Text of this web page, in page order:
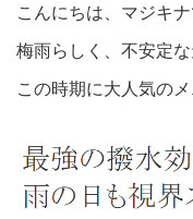
こんにちは、マジキナ
梅雨らしく、不安定
この時期に大人気の